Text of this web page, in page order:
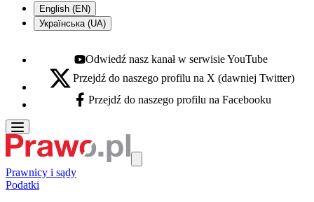
English (EN)
Українська (UA)
Youtube - otwiera się w nowej karcie
Odwiedź nasz kanał w serwisie YouTube
X - otwiera się w nowej karcie
Przejdź do naszego profilu na X (dawniej Twitter)
Facebook - otwiera się w nowej karcie
Przejdź do naszego profilu na Facebooku
Prawnicy i sądy
Podatki